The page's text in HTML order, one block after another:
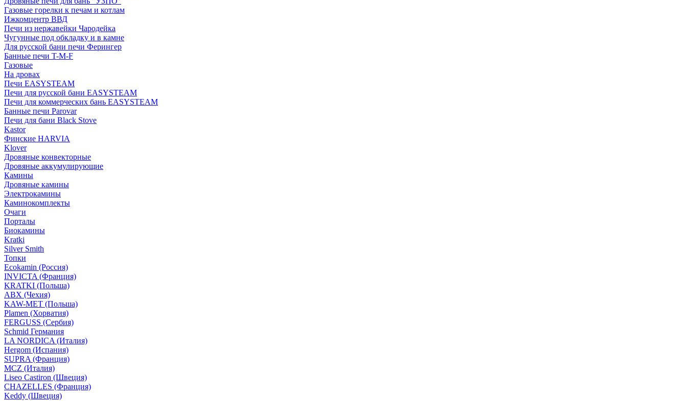
Газовые горелки к печам и котлам
Ижкомцентр ВВД
Печи из нержавейки Чародейка
Чугунные под обкладку и в камне
Для русской бани печи Ферингер
Банные печи T-M-F
Газовые
На дровах
Печи EASYSTEAM
Печи для русской бани EASYSTEAM
Печи для коммерческих бань EASYSTEAM
Банные печи Parovar
Печи для бани Black Stove
Kastor
Финские HARVIA
Klover
Дровяные конвекторные
Дровяные аккумулирующие
Камины
Дровяные камины
Электрокамины
Каминокомплекты
Очаги
Порталы
Биокамины
Kratki
Silver Smith
Топки
Ecokamin (Россия)
INVICTA (Франция)
KRATKI (Польша)
ABX (Чехия)
KAW-MET (Польша)
Plamen (Хорватия)
FERGUSS (Сербия)
Schmid Германия
LA NORDICA (Италия)
Hergom (Испания)
SUPRA (Франция)
MCZ (Италия)
Liseo Castiron (Швеция)
CHAZELLES (Франция)
Keddy (Швеция)